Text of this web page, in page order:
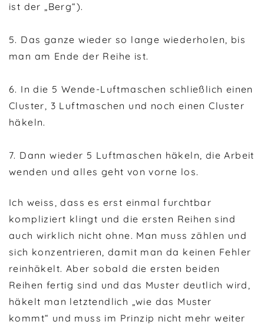
ist der „Berg“).
5. Das ganze wieder so lange wiederholen, bis
man am Ende der Reihe ist.
6. In die 5 Wende-Luftmaschen schließlich einen
Cluster, 3 Luftmaschen und noch einen Cluster
häkeln.
7. Dann wieder 5 Luftmaschen häkeln, die Arbeit
wenden und alles geht von vorne los.
Ich weiss, dass es erst einmal furchtbar
kompliziert klingt und die ersten Reihen sind
auch wirklich nicht ohne. Man muss zählen und
sich konzentrieren, damit man da keinen Fehler
reinhäkelt. Aber sobald die ersten beiden
Reihen fertig sind und das Muster deutlich wird,
häkelt man letztendlich „wie das Muster
kommt“ und muss im Prinzip nicht mehr weiter